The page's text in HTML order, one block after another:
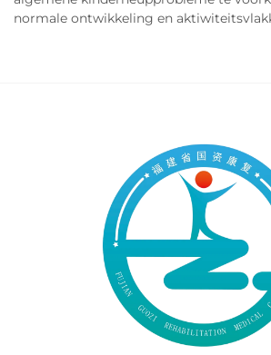
normale ontwikkeling en